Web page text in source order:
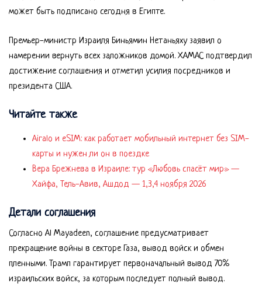
может быть подписано сегодня в Египте.
Премьер-министр Израиля Биньямин Нетаньяху заявил о
намерении вернуть всех заложников домой. ХАМАС подтвердил
достижение соглашения и отметил усилия посредников и
президента США.
Читайте также
Airalo и eSIM: как работает мобильный интернет без SIM-
карты и нужен ли он в поездке
Вера Брежнева в Израиле: тур «Любовь спасёт мир» —
Хайфа, Тель-Авив, Ашдод — 1,3,4 ноября 2026
Детали соглашения
Согласно Al Mayadeen, соглашение предусматривает
прекращение войны в секторе Газа, вывод войск и обмен
пленными. Трамп гарантирует первоначальный вывод 70%
израильских войск, за которым последует полный вывод.